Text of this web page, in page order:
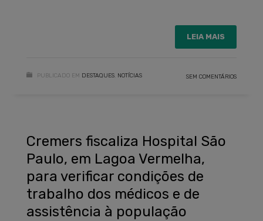
LEIA MAIS
PUBLICADO EM DESTAQUES NOTÍCIAS SEM COMENTÁRIOS
Cremers fiscaliza Hospital São
Paulo, em Lagoa Vermelha,
para verificar condições de
trabalho dos médicos e de
assistência à população